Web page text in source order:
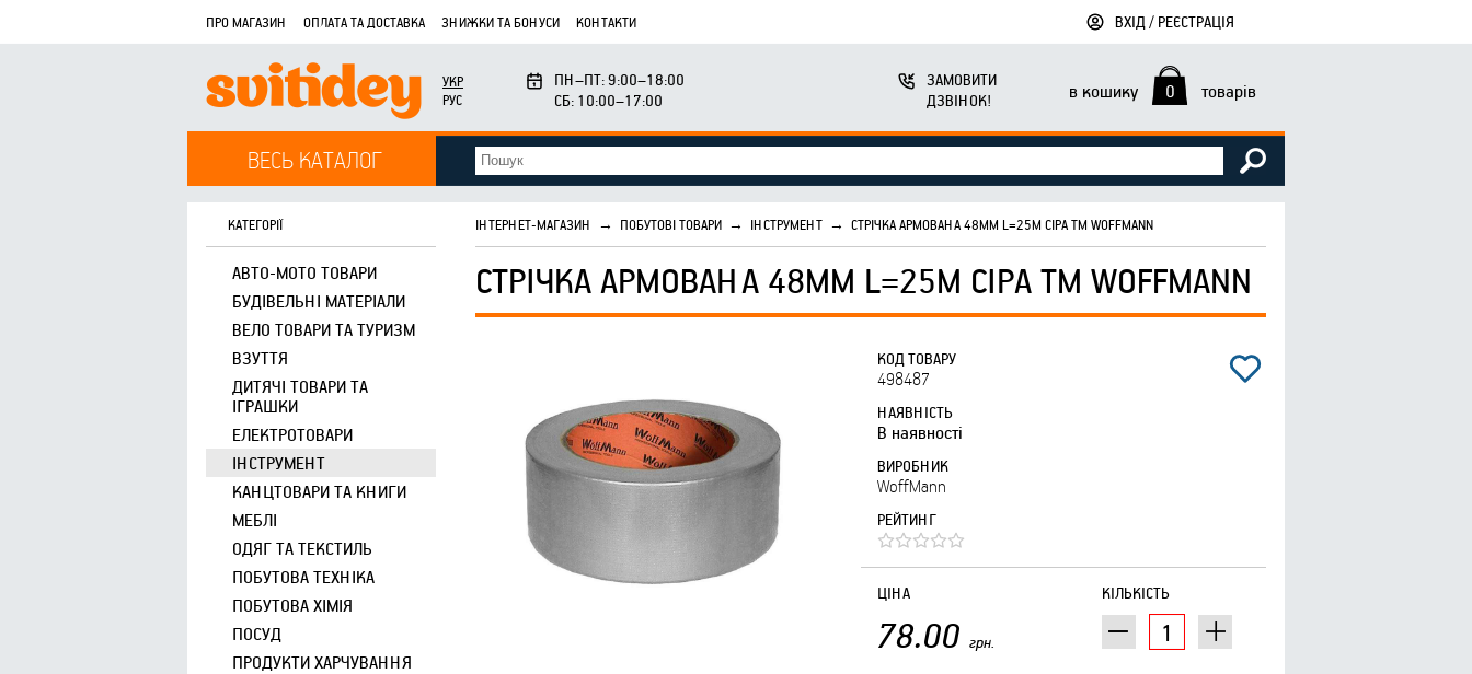
ПРО МАГАЗИН ОПЛАТА ТА ДОСТАВКА ЗНИЖКИ ТА БОНУСИ КОНТАКТИ ВХІД / РЕЄСТРАЦІЯ
УКР
РУС
ПН–ПТ: 9:00–18:00
СБ: 10:00–17:00
ЗАМОВИТИ
ДЗВІНОК!
в кошику 0 товарів
ВЕСЬ КАТАЛОГ
КАТЕГОРІЇ
АВТО-МОТО ТОВАРИ
БУДІВЕЛЬНІ МАТЕРІАЛИ
ВЕЛО ТОВАРИ ТА ТУРИЗМ
ВЗУТТЯ
ДИТЯЧІ ТОВАРИ ТА
ІГРАШКИ
ЕЛЕКТРОТОВАРИ
ІНСТРУМЕНТ
КАНЦТОВАРИ ТА КНИГИ
МЕБЛІ
ОДЯГ ТА ТЕКСТИЛЬ
ПОБУТОВА ТЕХНІКА
ПОБУТОВА ХІМІЯ
ПОСУД
ПРОДУКТИ ХАРЧУВАННЯ
ІНТЕРНЕТ-МАГАЗИН → ПОБУТОВІ ТОВАРИ → ІНСТРУМЕНТ → СТРІЧКА АРМОВАНА 48ММ L=25М СІРА ТМ WOFFMANN
СТРІЧКА АРМОВАНА 48ММ L=25М СІРА ТМ WOFFMANN
КОД ТОВАРУ
498487
НАЯВНІСТЬ
В наявності
ВИРОБНИК
WoffMann
РЕЙТИНГ
КІЛЬКІСТЬ
ЦІНА
78.00 грн.